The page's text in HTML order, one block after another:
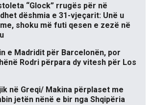
“Glock” rrugës për në
dëshmia e 31-vjeçarit: Unë u
shoku më futi qesen e zezë në
e Madridit për Barcelonën, por
Rodri përpara dy vitesh për Los
në Greqi/ Makina përplaset me
jetën nënë e bir nga Shqipëria